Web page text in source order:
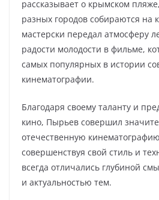
рассказывает о крымском
разных городов собираются на
мастерски передал атмосферу
радости молодости в фильме,
самых популярных в истории
кинематографии.
Благодаря своему таланту и
кино, Пырьев совершил
отечественную
совершенствуя свой стиль и
всегда отличались глубиной
и актуальностью тем.